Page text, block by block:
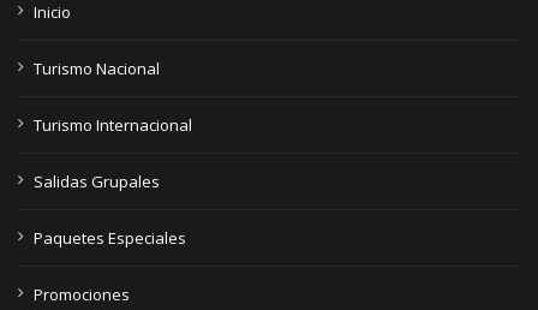
Inicio
Turismo Nacional
Turismo Internacional
Salidas Grupales
Paquetes Especiales
Promociones